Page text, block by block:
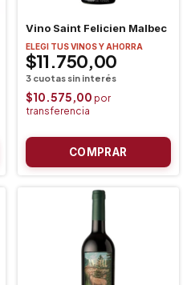
Vino Saint Felicien Malbec
ELEGI TUS VINOS Y AHORRA
$11.750,00
$10.575,00